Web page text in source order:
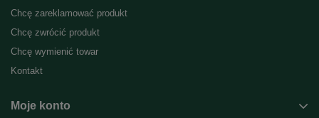
Chcę zareklamować produkt
Chcę zwrócić produkt
Chcę wymienić towar
Kontakt
Moje konto